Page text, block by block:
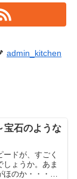
admin_kitchen
宝石のような
ドが、すごく
ょうか。あま
のか・・・春